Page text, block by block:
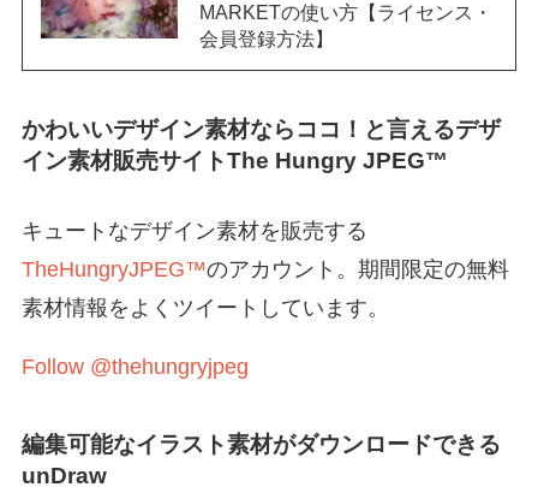
MARKETの使い方【ライセンス・
会員登録方法】
かわいいデザイン素材ならココ！と言えるデザ
イン素材販売サイトThe Hungry JPEG™
キュートなデザイン素材を販売する
TheHungryJPEG™のアカウント。期間限定の無料
素材情報をよくツイートしています。
Follow @thehungryjpeg
編集可能なイラスト素材がダウンロードできる
unDraw